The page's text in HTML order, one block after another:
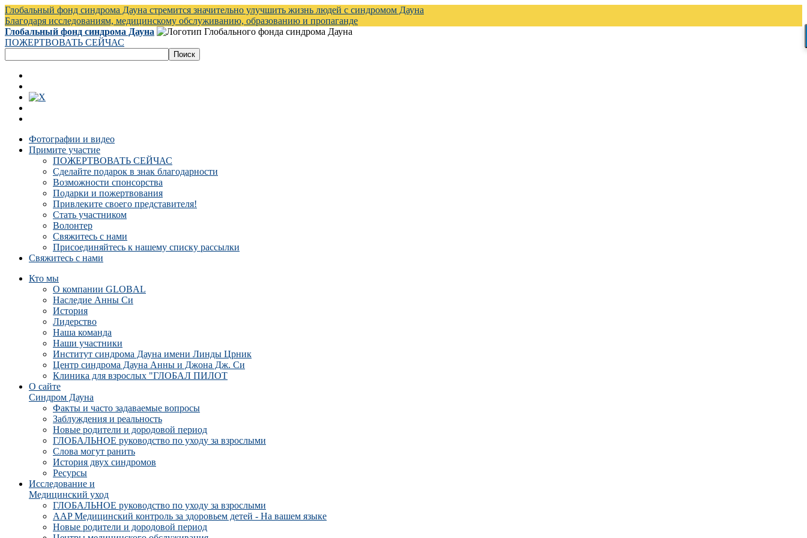
Глобальный фонд синдрома Дауна стремится значительно улучшить жизнь людей с синдромом Дауна
Благодаря исследованиям, медицинскому обслуживанию, образованию и пропаганде
Глобальный фонд синдрома Дауна
ПОЖЕРТВОВАТЬ СЕЙЧАС
Фотографии и видео
Примите участие
ПОЖЕРТВОВАТЬ СЕЙЧАС
Сделайте подарок в знак благодарности
Возможности спонсорства
Подарки и пожертвования
Привлеките своего представителя!
Стать участником
Волонтер
Свяжитесь с нами
Присоединяйтесь к нашему списку рассылки
Свяжитесь с нами
Кто мы
О компании GLOBAL
Наследие Анны Си
История
Лидерство
Наша команда
Наши участники
Институт синдрома Дауна имени Линды Црник
Центр синдрома Дауна Анны и Джона Дж. Си
Клиника для взрослых "ГЛОБАЛ ПИЛОТ
О сайте
Синдром Дауна
Факты и часто задаваемые вопросы
Заблуждения и реальность
Новые родители и дородовой период
ГЛОБАЛЬНОЕ руководство по уходу за взрослыми
Слова могут ранить
История двух синдромов
Ресурсы
Исследование и
Медицинский уход
ГЛОБАЛЬНОЕ руководство по уходу за взрослыми
AAP Медицинский контроль за здоровьем детей - На вашем языке
Новые родители и дородовой период